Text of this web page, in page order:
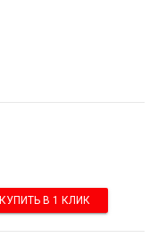
КУПИТЬ В 1 КЛИК